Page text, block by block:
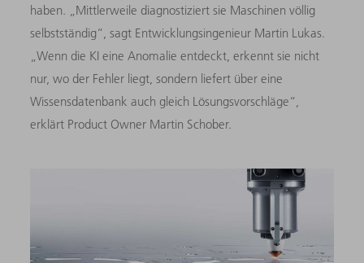
haben. „Mittlerweile diagnostiziert sie Maschinen völlig
selbstständig“, sagt Entwicklungsingenieur Martin Lukas.
„Wenn die KI eine Anomalie entdeckt, erkennt sie nicht
nur, wo der Fehler liegt, sondern liefert über eine
Wissensdatenbank auch gleich Lösungsvorschläge“,
erklärt Product Owner Martin Schober.